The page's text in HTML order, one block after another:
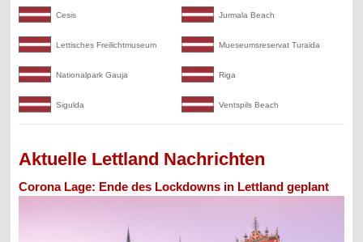
Cesis Jurmala Beach
Lettisches Freilichtmuseum Mueseumsreservat Turaida
Nationalpark Gauja Riga
Sigulda Ventspils Beach
Aktuelle Lettland Nachrichten
Corona Lage: Ende des Lockdowns in Lettland geplant